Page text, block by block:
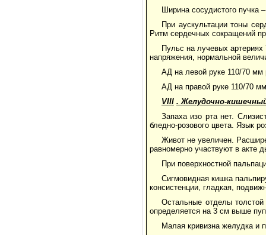
Ширина сосудистого пучка
При аускультации тоны
Ритм сердечных сокращений
Пульс на лучевых
напряжения, нормальной
АД на левой руке 110/70 мм
АД на правой руке 110/70
VIII . Желудочно-
Запаха изо рта нет.
бледно-розового цвета. Язык
Живот не увеличен.
равномерно участвуют в акте
При поверхностной
Сигмовидная кишка
консистенции, гладкая,
Остальные отделы
определяется на 3 см выше
Малая кривизна желудка и